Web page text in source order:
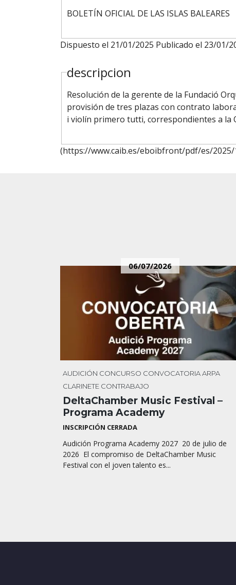
BOLETÍN OFICIAL DE LAS ISLAS BALEARES
Dispuesto el 21/01/2025 Publicado el 23/01/
descripcion
Resolución de la gerente de la Fundació
provisión de tres plazas con contrato
i violín primero tutti, correspondientes a la
(https://www.caib.es/eboibfront/pdf/es/2025/
06/07/2026
AUDICIÓN CONCURSO CONVOCATORIAARPA
CLARINETE CONTRABAJO
DeltaChamber Music Festival –
Programa Academy
INSCRIPCIÓN CERRADA
Audición Programa Academy 2027 20 de julio de
2026 El compromiso de DeltaChamber Music
Festival con el joven talento es...